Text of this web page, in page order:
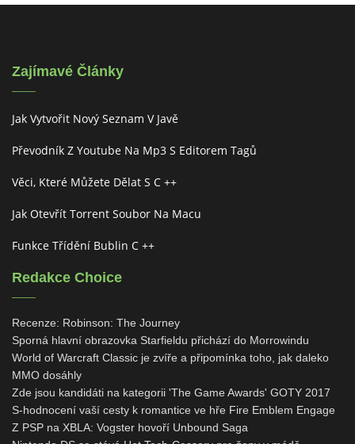
Zajímavé Články
Jak Vytvořit Nový Seznam V Javě
Převodník Z Youtube Na Mp3 S Editorem Tagů
Věci, Které Můžete Dělat S C ++
Jak Otevřít Torrent Soubor Na Macu
Funkce Třídění Bublin C ++
Redakce Choice
Recenze: Robinson: The Journey
Sporná hlavní obrazovka Starfieldu přichází do Morrowindu
World of Warcraft Classic je zvíře a připomínka toho, jak daleko
MMO dosáhly
Zde jsou kandidáti na kategorii 'The Game Awards' GOTY 2017
S-hodnocení vaší cesty k romantice ve hře Fire Emblem Engage
Z PSP na XBLA: Vogster hovoří Unbound Saga